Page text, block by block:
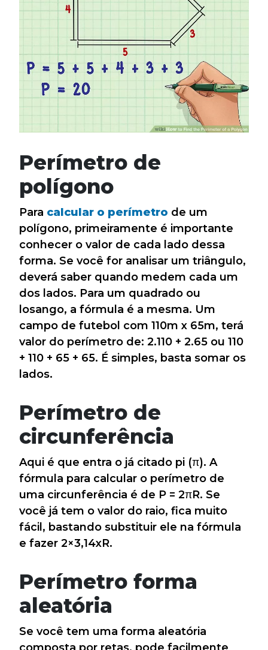
Perímetro de
polígono
Para calcular o perímetro de um
polígono, primeiramente é importante
conhecer o valor de cada lado dessa
forma. Se você for analisar um triângulo,
deverá saber quando medem cada um
dos lados. Para um quadrado ou
losango, a fórmula é a mesma. Um
campo de futebol com 110m x 65m, terá
valor do perímetro de: 2.110 + 2.65 ou 110
+ 110 + 65 + 65. É simples, basta somar os
lados.
Perímetro de
circunferência
Aqui é que entra o já citado pi (π). A
fórmula para calcular o perímetro de
uma circunferência é de P = 2πR. Se
você já tem o valor do raio, fica muito
fácil, bastando substituir ele na fórmula
e fazer 2×3,14xR.
Perímetro forma
aleatória
Se você tem uma forma aleatória